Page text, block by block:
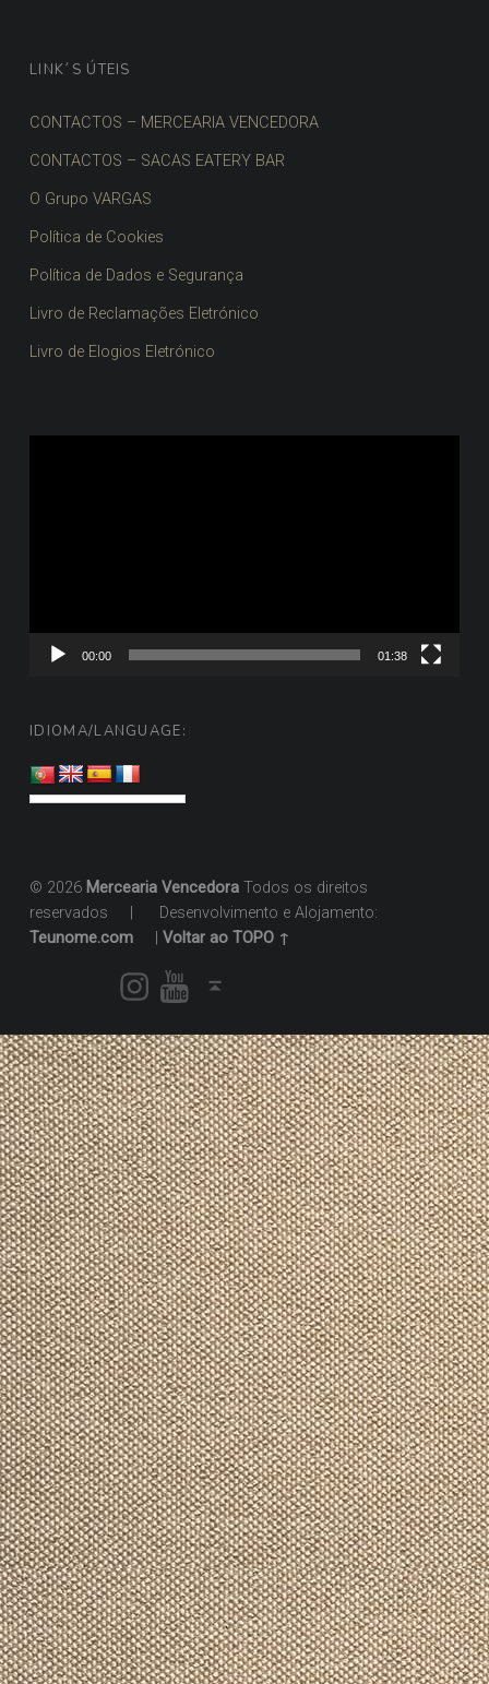
LINK´S ÚTEIS
CONTACTOS – MERCEARIA VENCEDORA
CONTACTOS – SACAS EATERY BAR
O Grupo VARGAS
Política de Cookies
Política de Dados e Segurança
Livro de Reclamações Eletrónico
Livro de Elogios Eletrónico
00:00 01:38
IDIOMA/LANGUAGE:
© 2026 Mercearia VencedoraTodos os direitos
reservados
Desenvolvimento e Alojamento:
Teunome.com
Voltar ao TOPO ↑
InstagramYoutube